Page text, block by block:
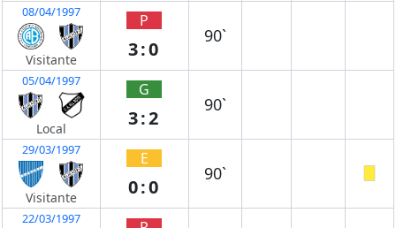
08/04/1997
Visitante
P
3:0
90`
05/04/1997
Local
G
3:2
90`
29/03/1997
Visitante
E
0:0
90`
22/03/1997